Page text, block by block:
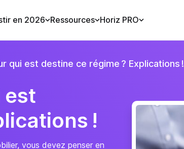
en 2026 Ressources Horiz PRO
qui est destine ce régime ? Explications !
est
!
vous devez penser en